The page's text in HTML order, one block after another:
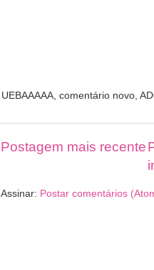
UEBAAAAA, comentário novo,
Postagem mais recente
Assinar: Postar comentários